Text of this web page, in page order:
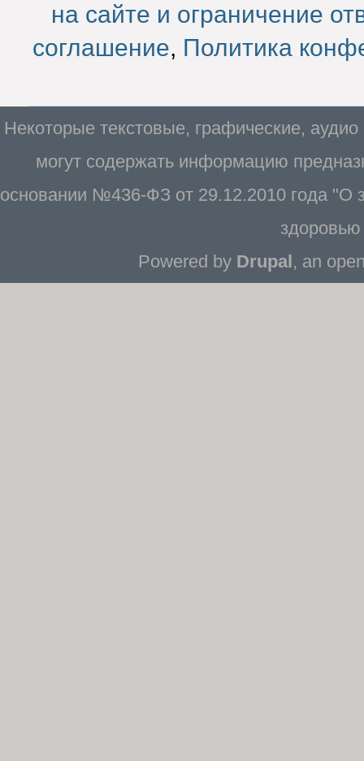
на сайте и ограничение
соглашение, Политика
Некоторые текстовые, графические,
могут содержать информацию
основании №436-ФЗ от 29.12.2010 года "О
Powered by Drupal, an